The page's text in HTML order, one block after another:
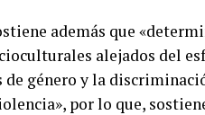
además que
alejados del
género y la
por lo que,